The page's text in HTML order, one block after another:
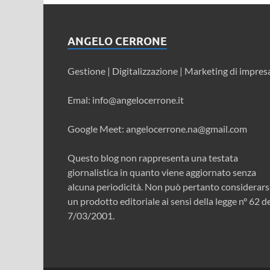
ANGELO CERRONE
Gestione | Digitalizzazione | Marketing di
Emal: info@angelocerrone.it
Google Meet: angelocerrone.na@gmail.com
Questo blog non rappresenta una testata
giornalistica in quanto viene aggiornato senza
alcuna periodicità. Non può pertanto
un prodotto editoriale ai sensi della legge n° 62
7/03/2001.